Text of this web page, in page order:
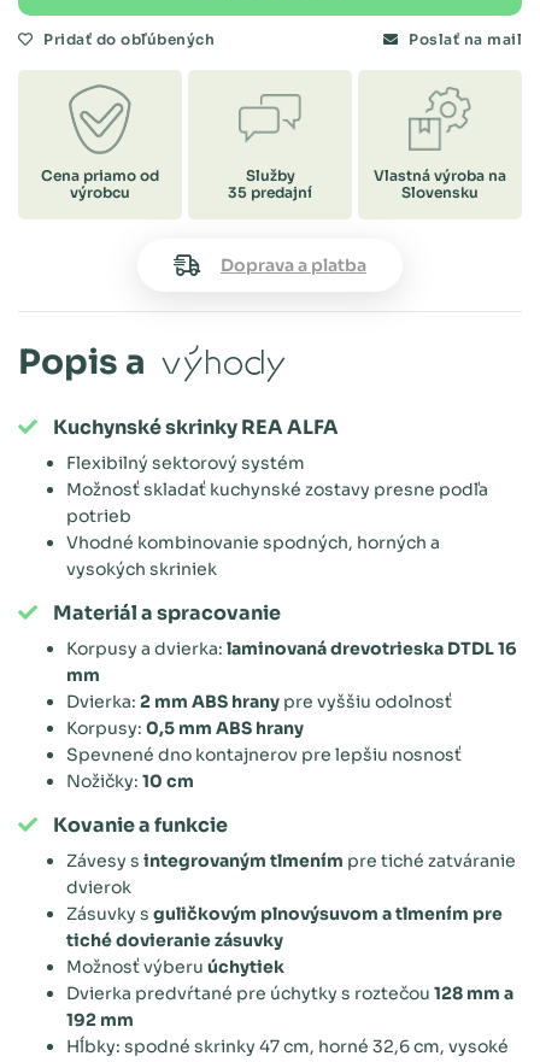
Pridať do obľúbených Poslať na mail
Cena priamo od
výrobcu
Služby
35 predajní
Vlastná výroba na
Slovensku
Doprava a platba
Popis a výhody
Kuchynské skrinky REA ALFA
Flexibilný sektorový systém
Možnosť skladať kuchynské zostavy presne podľa
potrieb
Vhodné kombinovanie spodných, horných a
vysokých skriniek
Materiál a spracovanie
Korpusy a dvierka: laminovaná drevotrieska DTDL 16
mm
Dvierka: 2 mm ABS hrany pre vyššiu odolnosť
Korpusy: 0,5 mm ABS hrany
Spevnené dno kontajnerov pre lepšiu nosnosť
Nožičky: 10 cm
Kovanie a funkcie
Závesy s integrovaným tlmením pre tiché zatváranie
dvierok
Zásuvky s guličkovým plnovýsuvom a tlmením pre
tiché dovieranie zásuvky
Možnosť výberu úchytiek
Dvierka predvŕtané pre úchytky s roztečou 128 mm a
192 mm
Hĺbky: spodné skrinky 47 cm, horné 32,6 cm, vysoké